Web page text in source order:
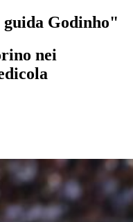
Godinho"
nei